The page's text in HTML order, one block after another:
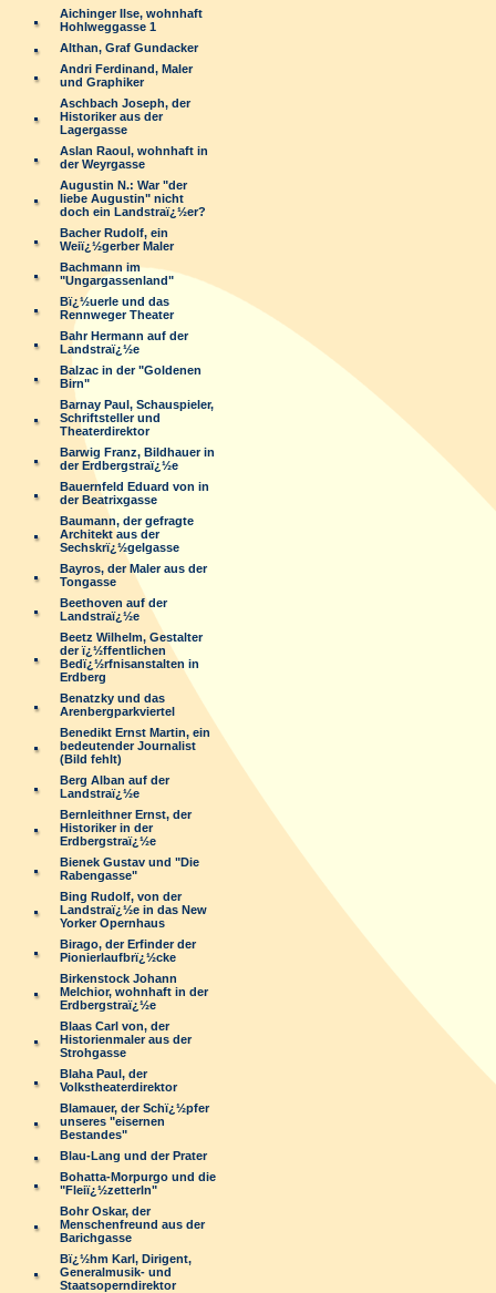
Aichinger Ilse, wohnhaft
Hohlweggasse 1
Althan, Graf Gundacker
Andri Ferdinand, Maler
und Graphiker
Aschbach Joseph, der
Historiker aus der
Lagergasse
Aslan Raoul, wohnhaft in
der Weyrgasse
Augustin N.: War "der
liebe Augustin" nicht
doch ein Landstraï¿½er?
Bacher Rudolf, ein
Weiï¿½gerber Maler
Bachmann im
"Ungargassenland"
Bï¿½uerle und das
Rennweger Theater
Bahr Hermann auf der
Landstraï¿½e
Balzac in der "Goldenen
Birn"
Barnay Paul, Schauspieler,
Schriftsteller und
Theaterdirektor
Barwig Franz, Bildhauer in
der Erdbergstraï¿½e
Bauernfeld Eduard von in
der Beatrixgasse
Baumann, der gefragte
Architekt aus der
Sechskrï¿½gelgasse
Bayros, der Maler aus der
Tongasse
Beethoven auf der
Landstraï¿½e
Beetz Wilhelm, Gestalter
der ï¿½ffentlichen
Bedï¿½rfnisanstalten in
Erdberg
Benatzky und das
Arenbergparkviertel
Benedikt Ernst Martin, ein
bedeutender Journalist
(Bild fehlt)
Berg Alban auf der
Landstraï¿½e
Bernleithner Ernst, der
Historiker in der
Erdbergstraï¿½e
Bienek Gustav und "Die
Rabengasse"
Bing Rudolf, von der
Landstraï¿½e in das New
Yorker Opernhaus
Birago, der Erfinder der
Pionierlaufbrï¿½cke
Birkenstock Johann
Melchior, wohnhaft in der
Erdbergstraï¿½e
Blaas Carl von, der
Historienmaler aus der
Strohgasse
Blaha Paul, der
Volkstheaterdirektor
Blamauer, der Schï¿½pfer
unseres "eisernen
Bestandes"
Blau-Lang und der Prater
Bohatta-Morpurgo und die
"Fleiï¿½zetterln"
Bohr Oskar, der
Menschenfreund aus der
Barichgasse
Bï¿½hm Karl, Dirigent,
Generalmusik- und
Staatsoperndirektor